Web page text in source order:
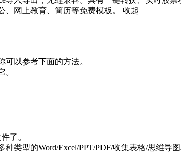
网上教育、简历等免费模板。
收起
以参考下面的方法。
。
了。
类型的Word/Excel/PPT/PDF/收集表格/思维